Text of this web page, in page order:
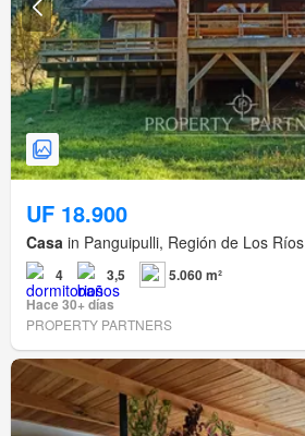
UF 18.900
Casa in Panguipulli, Región de Los Ríos
4 3,5
5.060 m²
Hace 30+ días
PROPERTY PARTNERS